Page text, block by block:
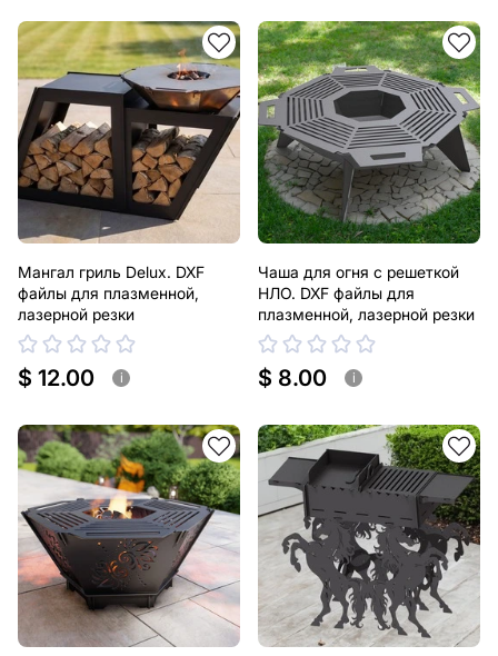
Мангал гриль Delux. DXF
файлы для плазменной,
лазерной резки
$ 12.00 i
Чаша для огня с решеткой
НЛО. DXF файлы для
плазменной, лазерной резки
$ 8.00 i